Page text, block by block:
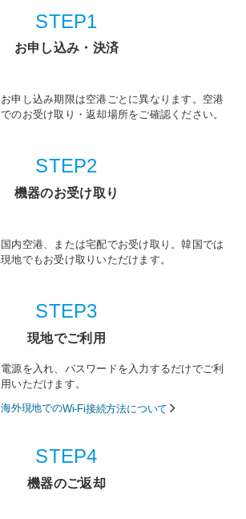
STEP1
お申し込み・決済
お申し込み期限は空港ごとに異なります。空港
でのお受け取り・返却場所をご確認ください。
STEP2
機器のお受け取り
国内空港、または宅配でお受け取り。韓国では
現地でもお受け取りいただけます。
STEP3
現地でご利用
電源を入れ、パスワードを入力するだけでご利
用いただけます。
海外現地でのWi-Fi接続方法について
STEP4
機器のご返却